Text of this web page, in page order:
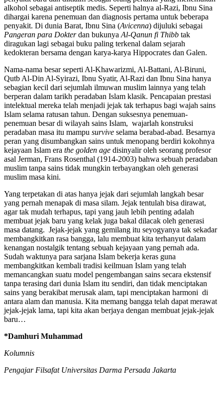
alkohol sebagai antiseptik medis. Seperti halnya al-Razi, Ibnu Sina
dihargai karena penemuan dan diagnosis pertama untuk beberapa
penyakit. Di dunia Barat, Ibnu Sina (Avicenna) dijuluki sebagai
Pangeran para Dokterdan bukunya Al-Qanun fi Thibb tak
diragukan lagi sebagai buku paling terkenal dalam sejarah
kedokteran bersama dengan karya-karya Hippocrates dan Galen.
Nama-nama besar seperti Al-Khawarizmi, Al-Battani, Al-Biruni,
Qutb Al-Din Al-Syirazi, Ibnu Syatir, Al-Razi dan Ibnu Sina hanya
sebagian kecil dari sejumlah ilmuwan muslim lainnya yang telah
berperan dalam tarikh peradaban Islam klasik. Pencapaian prestasi
intelektual mereka telah menjadi jejak tak terhapus bagi wajah sains
Islam selama ratusan tahun. Dengan suksesnya penemuan-
penemuan besar di wilayah sains Islam, wajarlah konstruksi
peradaban masa itu mampu survive selama berabad-abad. Besarnya
peran yang disumbangkan sains untuk menopang berdiri kokohnya
kejayaan Islam era the golden age disinyalir oleh seorang profesor
asal Jerman, Frans Rosenthal (1914-2003) bahwa sebuah peradaban
muslim tanpa sains tidak mungkin terbayangkan oleh generasi
muslim masa kini.
Yang terpetakan di atas hanya jejak dari sejumlah langkah besar
yang pernah menapak di masa silam. Jejak tentulah bisa dirawat,
agar tak mudah terhapus, tapi yang jauh lebih penting adalah
membuat jejak baru yang kelak juga bakal dilacak oleh generasi
masa datang. Jejak-jejak yang gemilang itu seyogyanya tak sekadar
membangkitkan rasa bangga, lalu membuat kita terhanyut dalam
kenangan nostalgik tentang sebuah kejayaan yang pernah ada.
Sudah waktunya para sarjana Islam bekerja keras guna
membangkitkan kembali tradisi keilmuan Islam yang telah
memancangkan suatu model pengembangan sains secara ekstensif
tanpa terasing dari dunia Islam itu sendiri, dan tidak menciptakan
sains yang berakibat merusak alam, tapi menciptakan harmoni di
antara alam dan manusia. Kita memang bangga telah dapat merawat
jejak-jejak lama, tapi kita akan berjaya dengan membuat jejak-jejak
baru…
*Damhuri Muhammad
Kolumnis
Pengajar Filsafat Universitas Darma Persada Jakarta